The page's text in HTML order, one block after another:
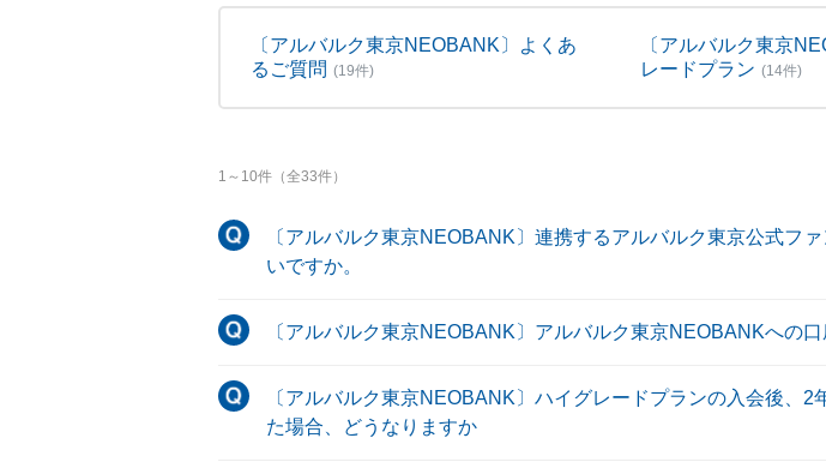
〔アルバルク東京NEOBANK〕よくあ
るご質問 (19件)
〔アルバルク東京
レードプラン (14件)
1 ～ 10件（全33件）
〔アルバルク東京NEOBANK〕連携するアルバルク東京公式フ
いですか。
〔アルバルク東京NEOBANK〕アルバルク東京NEOBANKへの
〔アルバルク東京NEOBANK〕ハイグレードプランの入会後、
た場合、どうなりますか